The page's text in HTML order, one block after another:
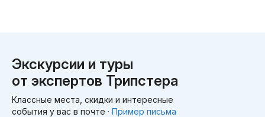
Экскурсии и туры
от экспертов Трипстера
Классные места, скидки и интересные
события у вас в почте · Пример письма